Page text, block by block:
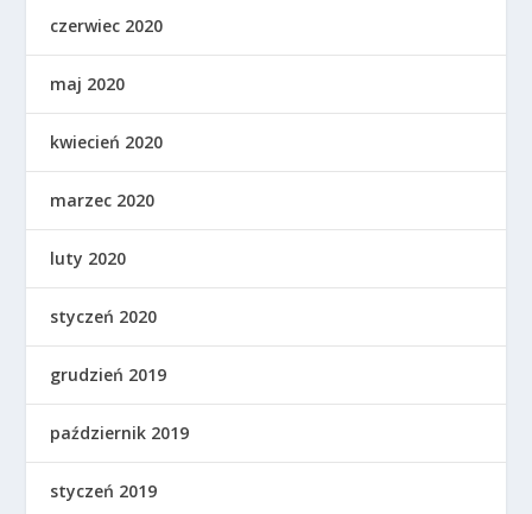
czerwiec 2020
maj 2020
kwiecień 2020
marzec 2020
luty 2020
styczeń 2020
grudzień 2019
październik 2019
styczeń 2019